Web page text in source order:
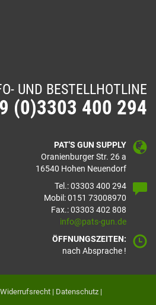
UND BESTELLHOTLINE
(0)3303 400 294
PAT'S GUN SUPPLY
Oranienburger Str. 26 a
16540 Hohen Neuendorf
Tel.: 03303 400 294
Mobil: 0151 73008970
Fax.: 03303 402 808
info@pats-gun.de
ÖFFNUNGSZEITEN:
nach Absprache !
Widerrufsrecht | Datenschutz |